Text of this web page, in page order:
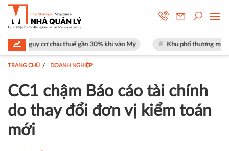
chịu thuế gần 30% khi vào Mỹ Khu phố thương mại SOHO tại
TRANG CHỦ DOANH NGHIỆP
CC1 chậm Báo cáo tài chính
do thay đổi đơn vị kiểm toán
mới